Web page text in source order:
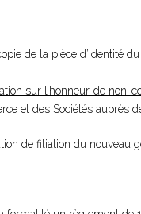
de la pièce d’identité
sur l’honneur de non-
et des Sociétés auprès
de filiation du nouveau